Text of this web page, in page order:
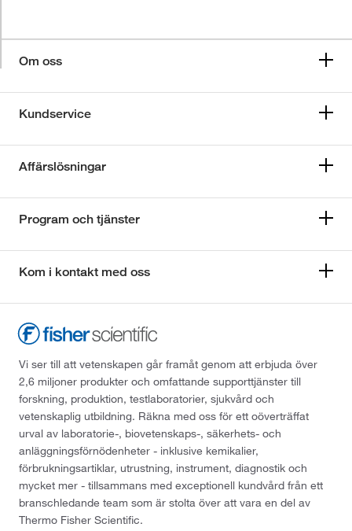
Om oss
Kundservice
Affärslösningar
Program och tjänster
Kom i kontakt med oss
Vi ser till att vetenskapen går framåt genom att erbjuda över
2,6 miljoner produkter och omfattande supporttjänster till
forskning, produktion, testlaboratorier, sjukvård och
vetenskaplig utbildning. Räkna med oss för ett oöverträffat
urval av laboratorie-, biovetenskaps-, säkerhets- och
anläggningsförnödenheter - inklusive kemikalier,
förbrukningsartiklar, utrustning, instrument, diagnostik och
mycket mer - tillsammans med exceptionell kundvård från ett
branschledande team som är stolta över att vara en del av
Thermo Fisher Scientific.